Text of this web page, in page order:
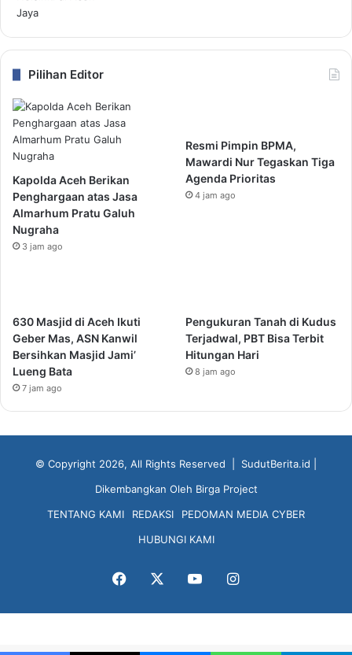
Pilihan Editor
Kapolda Aceh Berikan
Penghargaan atas Jasa
Almarhum Pratu Galuh
Nugraha
3 jam ago
Resmi Pimpin BPMA,
Mawardi Nur Tegaskan Tiga
Agenda Prioritas
4 jam ago
630 Masjid di Aceh Ikuti
Geber Mas, ASN Kanwil
Bersihkan Masjid Jami’
Lueng Bata
7 jam ago
Pengukuran Tanah di Kudus
Terjadwal, PBT Bisa Terbit
Hitungan Hari
8 jam ago
© Copyright 2026, All Rights Reserved | SudutBerita.id
Dikembangkan Oleh Birga Project
TENTANG KAMI
REDAKSI
PEDOMAN MEDIA CYBER
HUBUNGI KAMI
Facebook YouTubeInstagram